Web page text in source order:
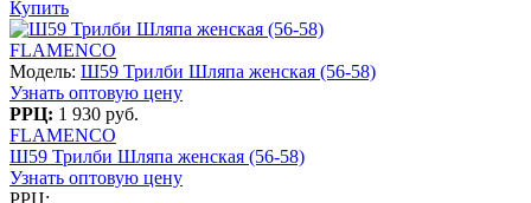
Купить
FLAMENCO
Модель: Ш59 Трилби Шляпа женская (56-58)
Узнать оптовую цену
РРЦ: 1 930 руб.
FLAMENCO
Ш59 Трилби Шляпа женская (56-58)
Узнать оптовую цену
РРЦ: